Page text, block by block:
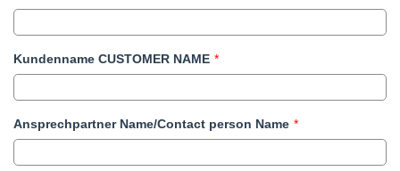
Kundenname CUSTOMER NAME *
Ansprechpartner Name/Contact person Name *